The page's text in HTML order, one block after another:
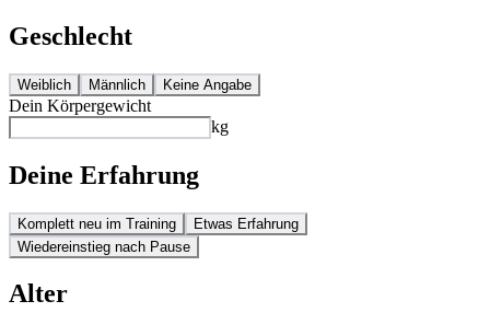
Geschlecht
Weiblich Männlich Keine Angabe
Dein Körpergewicht
kg
Deine Erfahrung
Komplett neu im Training
Etwas Erfahrung
Wiedereinstieg nach Pause
Alter